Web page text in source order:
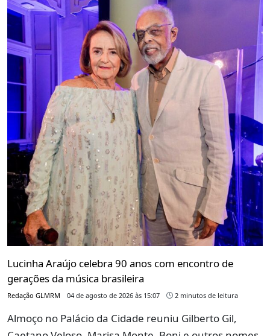
Lucinha Araújo celebra 90 anos com encontro de
gerações da música brasileira
Redação GLMRM 04 de agosto de 2026 às 15:07 2 minutos de leitura
Almoço no Palácio da Cidade reuniu Gilberto Gil,